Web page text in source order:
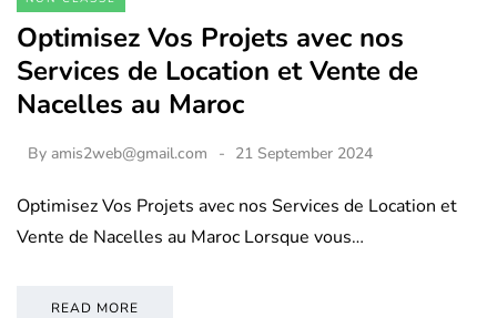
Optimisez Vos Projets avec nos
Services de Location et Vente de
Nacelles au Maroc
By amis2web@gmail.com 21 September 2024
Optimisez Vos Projets avec nos Services de Location et
Vente de Nacelles au Maroc Lorsque vous…
READ MORE